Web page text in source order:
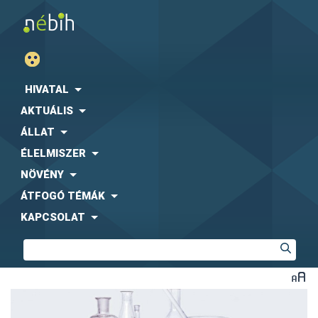
HIVATAL
AKTUÁLIS
ÁLLAT
ÉLELMISZER
NÖVÉNY
ÁTFOGÓ TÉMÁK
KAPCSOLAT